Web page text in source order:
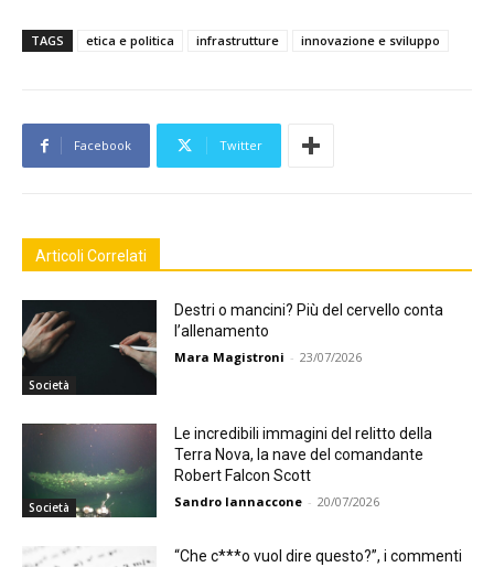
TAGS etica e politica infrastrutture innovazione e sviluppo
Facebook Twitter
Articoli Correlati
Società
Destri o mancini? Più del cervello conta
l’allenamento
Mara Magistroni - 23/07/2026
Società
Le incredibili immagini del relitto della
Terra Nova, la nave del comandante
Robert Falcon Scott
Sandro Iannaccone - 20/07/2026
“Che c***o vuol dire questo?”, i commenti